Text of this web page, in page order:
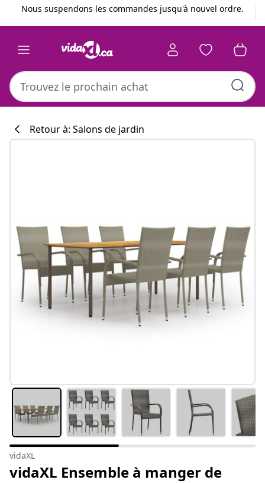
Précédent
Suivant
Nous suspendons les commandes jusqu'à nouvel ordre.
Retour à: Salons de jardin
vidaXL
vidaXL Ensemble à manger de